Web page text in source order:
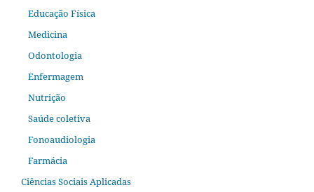
Educação Física
Medicina
Odontologia
Enfermagem
Nutrição
Saúde coletiva
Fonoaudiologia
Farmácia
Ciências Sociais Aplicadas